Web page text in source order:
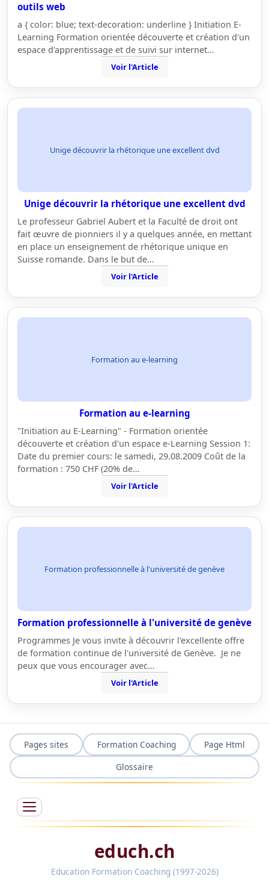
outils web
a { color: blue; text-decoration: underline } Initiation E-
Learning Formation orientée découverte et création d'un
espace d'apprentissage et de suivi sur internet…
Voir l'Article
Unige découvrir la rhétorique une excellent dvd
Unige découvrir la rhétorique une excellent dvd
Le professeur Gabriel Aubert et la Faculté de droit ont
fait œuvre de pionniers il y a quelques année, en mettant
en place un enseignement de rhétorique unique en
Suisse romande. Dans le but de…
Voir l'Article
Formation au e-learning
Formation au e-learning
"Initiation au E-Learning" - Formation orientée
découverte et création d'un espace e-Learning Session 1:
Date du premier cours: le samedi, 29.08.2009 Coût de la
formation : 750 CHF (20% de…
Voir l'Article
Formation professionnelle à l'université de genève
Formation professionnelle à l'université de genève
Programmes Je vous invite à découvrir l'excellente offre
de formation continue de l'université de Genève. Je ne
peux que vous encourager avec…
Voir l'Article
Pages sites Formation Coaching
Page Html
Glossaire
educh.ch
Education Formation Coaching (1997-2026)